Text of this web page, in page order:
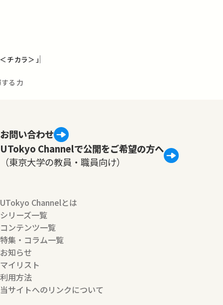
チカラ＞」
る力
お問い合わせ
UTokyo Channelで公開をご希望の方へ
（東京大学の教員・職員向け）
UTokyo Channelとは
シリーズ一覧
コンテンツ一覧
特集・コラム一覧
お知らせ
マイリスト
利用方法
当サイトへのリンクについて